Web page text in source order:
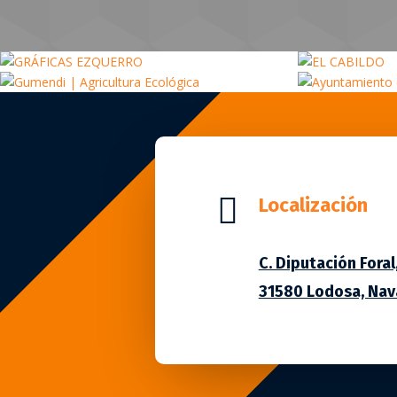
EL CABILDO SERRANO
Sector público Sector
 Localización
C. Diputación
31580 Lodosa,